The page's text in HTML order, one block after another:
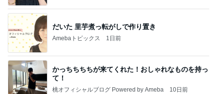
だいた 里芋煮っ転がしで作り置き
Amebaトピックス 1日前
かっちちちちが来てくれた！おしゃれなものを持っ
て！
桃オフィシャルブログ Powered by Ameba 10日前